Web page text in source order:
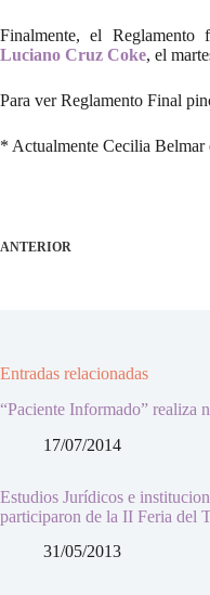
Finalmente, el Reglamento
Luciano Cruz Coke, el
Para ver Reglamento Final
* Actualmente Cecilia Belmar
ANTERIOR
Entradas relacionadas
“Paciente Informado” realiza
17/07/2014
Estudios Jurídicos e
participaron de la II Feria del
31/05/2013